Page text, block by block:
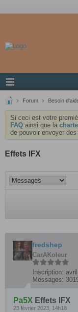
Forum Besoin
Si ceci est votre
FAQ ainsi que la charte
de pouvoir envoyer
Effets IFX
fredshep
CarAKoleur
Inscription:
Messages:
Pa5X Effets IFX
23 février 2023, 14h18